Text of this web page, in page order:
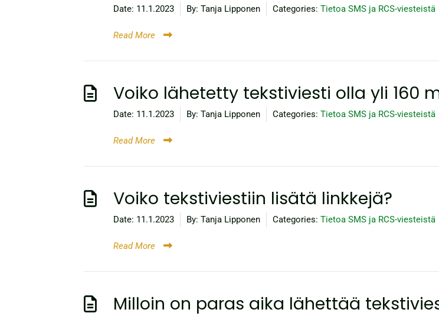
Date: 11.1.2023 By: Tanja Lipponen Categories: Tietoa SMS ja RCS-viesteistä
Read More
Voiko lähetetty tekstiviesti olla yli 160
Date: 11.1.2023 By: Tanja Lipponen Categories: Tietoa SMS ja RCS-viesteistä
Read More
Voiko tekstiviestiin lisätä linkkejä?
Date: 11.1.2023 By: Tanja Lipponen Categories: Tietoa SMS ja RCS-viesteistä
Read More
Milloin on paras aika lähettää